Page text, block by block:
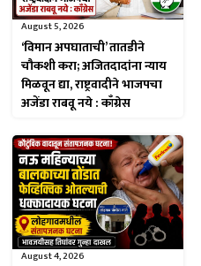
August 5, 2026
‘विमान अपघाताची’ तातडीने
चौकशी करा; अजितदादांना न्याय
मिळवून द्या, राष्ट्रवादीने भाजपचा
अजेंडा राबवू नये : काँग्रेस
August 4, 2026